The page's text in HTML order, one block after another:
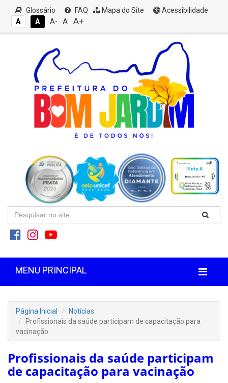
Glossário FAQ Mapa do Site
Acessibilidade
A
A A- A A+
MENU PRINCIPAL
Página Inicial
Notícias
Profissionais da saúde participam de capacitação para
vacinação
Profissionais da saúde participam
de capacitação para vacinação